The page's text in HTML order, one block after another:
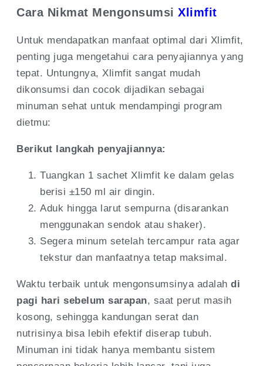
Cara Nikmat Mengonsumsi Xlimfit
Untuk mendapatkan manfaat optimal dari Xlimfit,
penting juga mengetahui cara penyajiannya yang
tepat. Untungnya, Xlimfit sangat mudah
dikonsumsi dan cocok dijadikan sebagai
minuman sehat untuk mendampingi program
dietmu:
Berikut langkah penyajiannya:
Tuangkan 1 sachet Xlimfit ke dalam gelas
berisi ±150 ml air dingin.
Aduk hingga larut sempurna (disarankan
menggunakan sendok atau shaker).
Segera minum setelah tercampur rata agar
tekstur dan manfaatnya tetap maksimal.
Waktu terbaik untuk mengonsumsinya adalah di
pagi hari sebelum sarapan, saat perut masih
kosong, sehingga kandungan serat dan
nutrisinya bisa lebih efektif diserap tubuh.
Minuman ini tidak hanya membantu sistem